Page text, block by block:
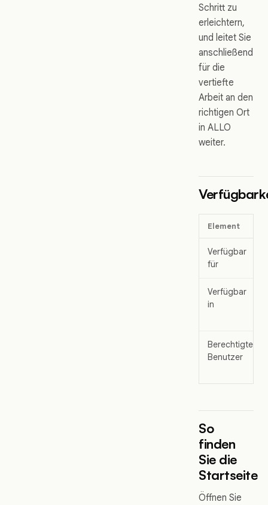
Schritt zu
erleichtern,
und leitet Sie
anschließend
für die
vertiefte
Arbeit an den
richtigen Ort
in ALLO
weiter.
Element
Verfügbar
für
Verfügbar
in
Berechtigte
Benutzer
So
finden
Sie die
Startseite
Öffnen Sie